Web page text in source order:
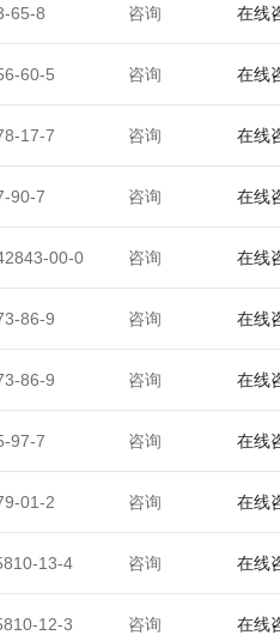
65-8 咨询 在线
60-5 咨询 在线
17-7 咨询 在线
90-7 咨询 在线
00-0 咨询 在线
86-9 咨询 在线
86-9 咨询 在线
97-7 咨询 在线
01-2 咨询 在线
13-4 咨询 在线
12-3 咨询 在线